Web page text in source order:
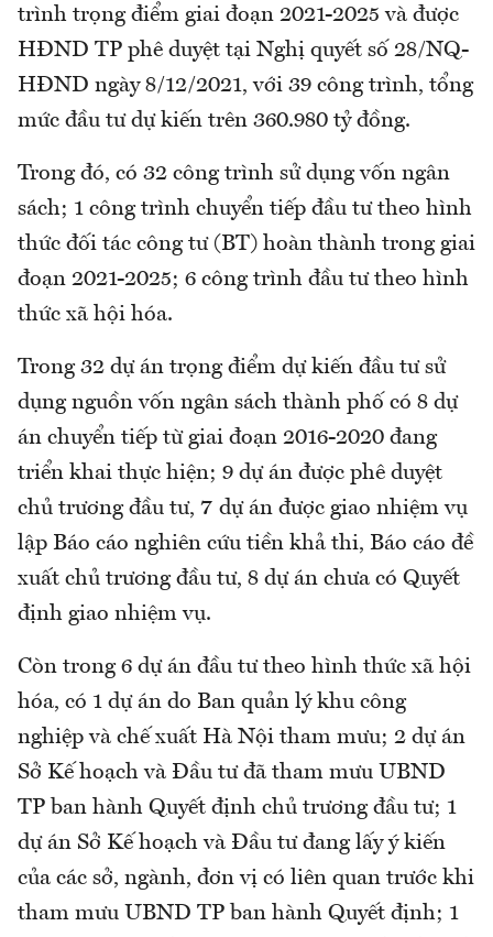
trình trọng điểm giai đoạn 2021-2025 và được
HĐND TP phê duyệt tại Nghị quyết số 28/NQ-
HĐND ngày 8/12/2021, với 39 công trình, tổng
mức đầu tư dự kiến trên 360.980 tỷ đồng.
Trong đó, có 32 công trình sử dụng vốn ngân
sách; 1 công trình chuyển tiếp đầu tư theo hình
thức đối tác công tư (BT) hoàn thành trong giai
đoạn 2021-2025; 6 công trình đầu tư theo hình
thức xã hội hóa.
Trong 32 dự án trọng điểm dự kiến đầu tư sử
dụng nguồn vốn ngân sách thành phố có 8 dự
án chuyển tiếp từ giai đoạn 2016-2020 đang
triển khai thực hiện; 9 dự án được phê duyệt
chủ trương đầu tư, 7 dự án được giao nhiệm vụ
lập Báo cáo nghiên cứu tiền khả thi, Báo cáo đề
xuất chủ trương đầu tư, 8 dự án chưa có Quyết
định giao nhiệm vụ.
Còn trong 6 dự án đầu tư theo hình thức xã hội
hóa, có 1 dự án do Ban quản lý khu công
nghiệp và chế xuất Hà Nội tham mưu; 2 dự án
Sở Kế hoạch và Đầu tư đã tham mưu UBND
TP ban hành Quyết định chủ trương đầu tư; 1
dự án Sở Kế hoạch và Đầu tư đang lấy ý kiến
của các sở, ngành, đơn vị có liên quan trước khi
tham mưu UBND TP ban hành Quyết định; 1